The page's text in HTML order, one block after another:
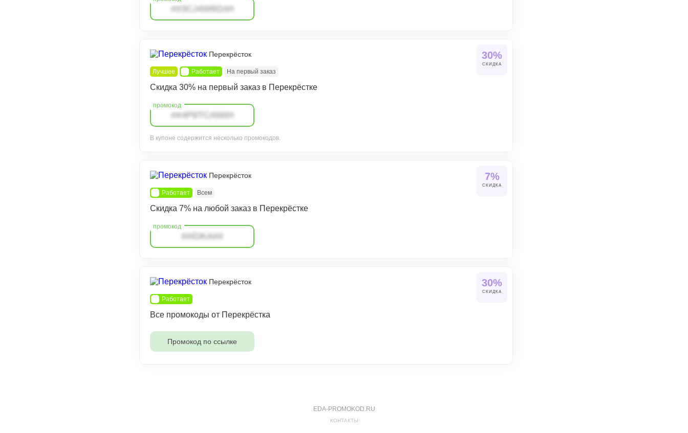
##3CJ4W6G##
Перекрёсток 30%
СКИДКА
Лучшее Работает На первый заказ
Скидка 30% на первый заказ в Перекрёстке
##4P9TCAM##
В купоне содержится несколько промокодов.
Перекрёсток 7%
СКИДКА
Работает Всем
Скидка 7% на любой заказ в Перекрёстке
##IDKA##
Перекрёсток 30%
СКИДКА
Работает
Все промокоды от Перекрёстка
Промокод по ссылке
EDA-PROMOKOD.RU
КОНТАКТЫ